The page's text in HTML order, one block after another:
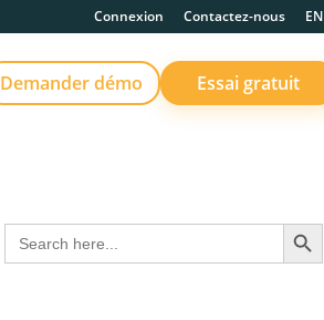
Connexion Contactez-nous EN
Demander démo Essai gratuit
Search
for:
Search Button